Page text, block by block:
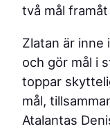
två mål
Zlatan är
och gör mål i
toppar
mål,
Atalantas